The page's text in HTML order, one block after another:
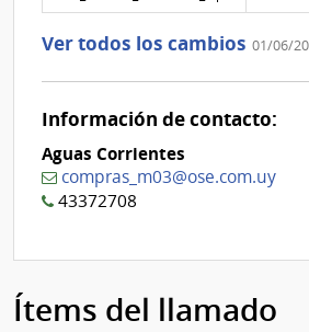
Nº
de
0
Ver todos los cambios 01/06/
Información de contacto:
Aguas Corrientes
compras_m03@ose.com.uy
43372708
Ítems del llamado